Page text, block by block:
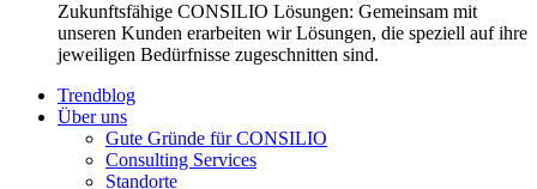
Zukunftsfähige CONSILIO Lösungen: Gemeinsam mit
unseren Kunden erarbeiten wir Lösungen, die speziell auf ihre
jeweiligen Bedürfnisse zugeschnitten sind.
Trendblog
Über uns
Gute Gründe für CONSILIO
Consulting Services
Standorte